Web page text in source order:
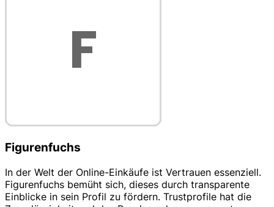
Figurenfuchs
In der Welt der Online-Einkäufe ist Vertrauen essenziell.
Figurenfuchs bemüht sich, dieses durch transparente
Einblicke in sein Profil zu fördern. Trustprofile hat die